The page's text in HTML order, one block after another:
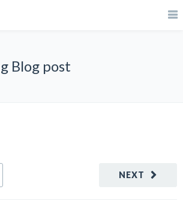
Blog post
NEXT